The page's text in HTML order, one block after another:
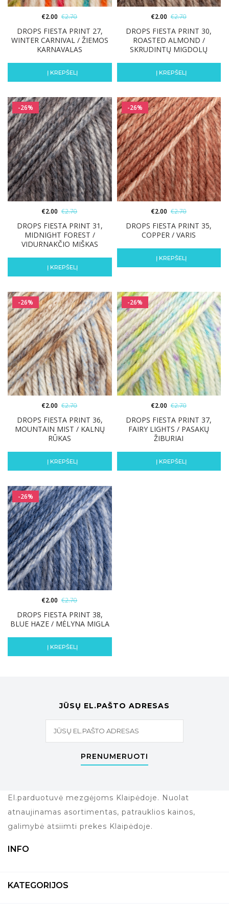
DROPS FIESTA PRINT 27,
WINTER CARNIVAL / ŽIEMOS
KARNAVALAS
€2.00 €2.70
Į KREPŠELĮ
DROPS FIESTA PRINT 30,
ROASTED ALMOND /
SKRUDINTŲ MIGDOLŲ
€2.00 €2.70
Į KREPŠELĮ
-26%
DROPS FIESTA PRINT 31,
MIDNIGHT FOREST /
VIDURNAKČIO MIŠKAS
€2.00 €2.70
Į KREPŠELĮ
-26%
DROPS FIESTA PRINT 35,
COPPER / VARIS
€2.00 €2.70
Į KREPŠELĮ
-26%
DROPS FIESTA PRINT 36,
MOUNTAIN MIST / KALNŲ
RŪKAS
€2.00 €2.70
Į KREPŠELĮ
-26%
DROPS FIESTA PRINT 37,
FAIRY LIGHTS / PASAKŲ
ŽIBURIAI
€2.00 €2.70
Į KREPŠELĮ
-26%
DROPS FIESTA PRINT 38,
BLUE HAZE / MĖLYNA MIGLA
€2.00 €2.70
Į KREPŠELĮ
JŪSŲ EL.PAŠTO ADRESAS
PRENUMERUOTI
El.parduotuvė mezgėjoms Klaipėdoje. Nuolat
atnaujinamas asortimentas, patrauklios kainos,
galimybė atsiimti prekes Klaipėdoje.
INFO
KATEGORIJOS